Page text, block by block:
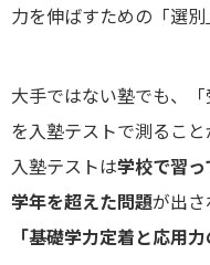
力を伸ばすための「選別
大手ではない塾でも、
を入塾テストで測ること
入塾テストは学校で習
学年を超えた問題が出
「基礎学力定着と応用